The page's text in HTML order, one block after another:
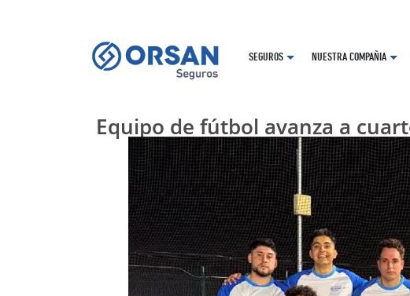
SEGUROS NUESTRA COMPAÑIA
Equipo de fútbol avanza a